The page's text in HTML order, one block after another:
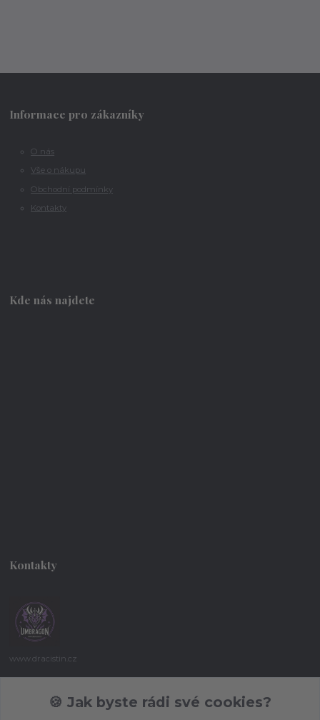
Informace pro zákazníky
O nás
Vše o nákupu
Obchodní podmínky
Kontakty
Kde nás najdete
Kontakty
www.dracistin.cz
+420 737 613 735
🍪 Jak byste rádi své cookies?